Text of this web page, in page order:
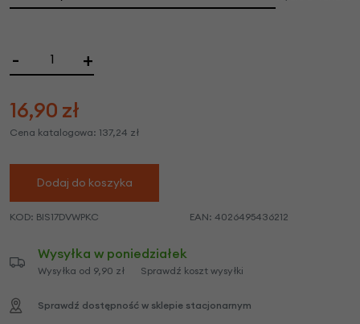
- +
16,90 zł
Cena katalogowa: 137,24 zł
Dodaj do koszyka
KOD: BIS17DVWPKC EAN: 4026495436212
Wysyłka w poniedziałek
Wysyłka od 9,90 zł Sprawdź koszt wysyłki
Sprawdź dostępność w sklepie stacjonarnym